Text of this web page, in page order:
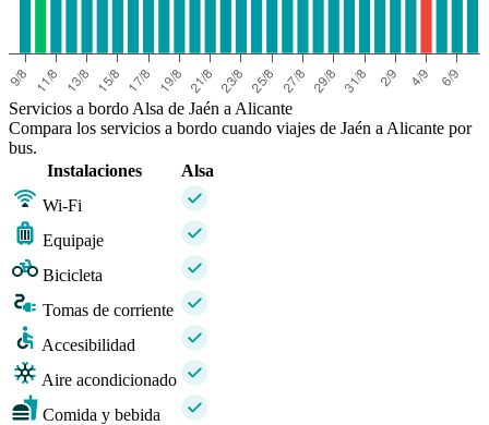
Servicios a bordo Alsa de Jaén a Alicante
Compara los servicios a bordo cuando viajes de Jaén a Alicante por
bus.
Instalaciones
Alsa
Wi-Fi
Equipaje
Bicicleta
Tomas de corriente
Accesibilidad
Aire acondicionado
Comida y bebida